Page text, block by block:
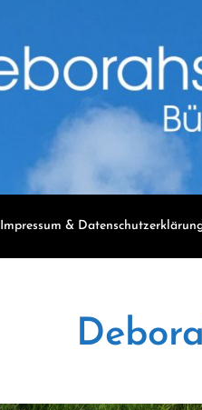
Impressum &